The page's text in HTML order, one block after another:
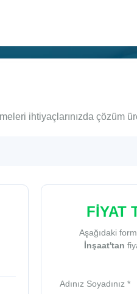
ihtiyaçlarınızda çözüm
FİYAT
Aşağıdaki
İnşaat'tan
Adınız Soyadınız *